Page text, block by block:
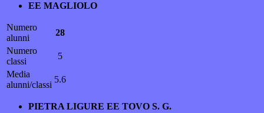
EE MAGLIOLO
Numero
alunni
28
Numero
classi
5
Media
alunni/classi
5.6
PIETRA LIGURE EE TOVO S. G.